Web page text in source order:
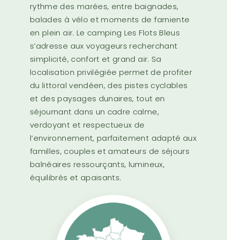
rythme des marées, entre baignades,
balades à vélo et moments de farniente
en plein air. Le camping Les Flots Bleus
s’adresse aux voyageurs recherchant
simplicité, confort et grand air. Sa
localisation privilégiée permet de profiter
du littoral vendéen, des pistes cyclables
et des paysages dunaires, tout en
séjournant dans un cadre calme,
verdoyant et respectueux de
l’environnement, parfaitement adapté aux
familles, couples et amateurs de séjours
balnéaires ressourçants, lumineux,
équilibrés et apaisants.